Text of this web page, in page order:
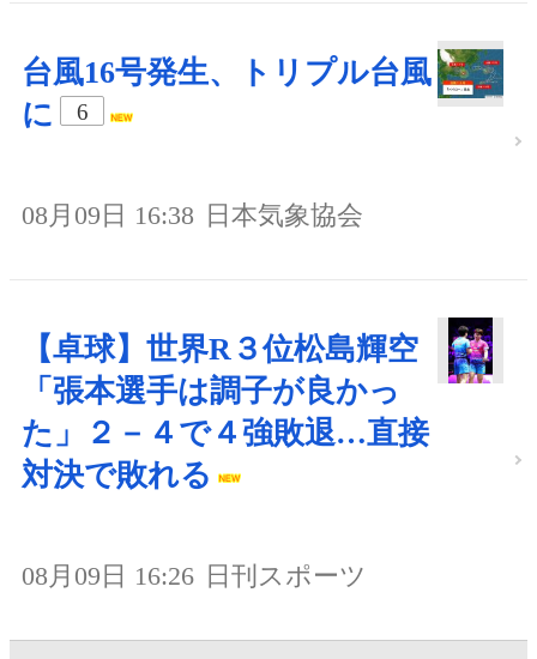
台風16号発生、トリプル台風
に
6
08月09日 16:38 日本気象協会
【卓球】世界R３位松島輝空
「張本選手は調子が良かっ
た」２－４で４強敗退…直接
対決で敗れる
08月09日 16:26 日刊スポーツ